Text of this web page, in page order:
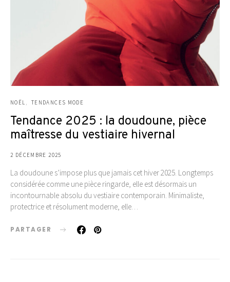
NOËL TENDANCES MODE
Tendance 2025 : la doudoune, pièce
maîtresse du vestiaire hivernal
2 DÉCEMBRE 2025
La doudoune s’impose plus que jamais cet hiver 2025. Longtemps
considérée comme une pièce ringarde, elle est désormais un
incontournable absolu du vestiaire contemporain. Minimaliste,
protectrice et résolument moderne, elle…
PARTAGER